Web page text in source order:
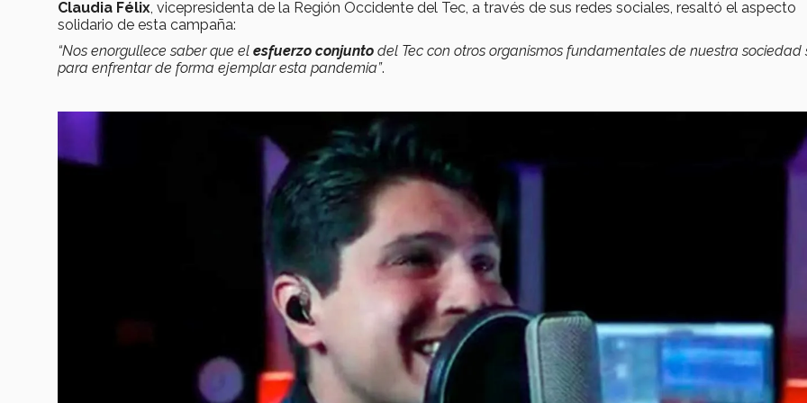
Claudia Félix , vicepresidenta de la Región Occidente del Tec, a través de sus redes sociales, resaltó el aspecto
solidario de esta campaña:
“Nos enorgullece saber que el esfuerzo conjunto del Tec con otros organismos fundamentales de nuestra sociedad
para enfrentar de forma ejemplar esta pandemia”.